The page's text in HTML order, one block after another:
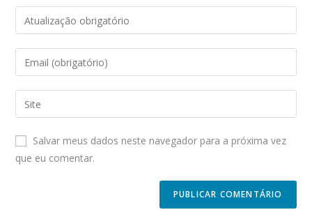
Enter
your
name
comment
Enter
your
email
address
comment
Enter
your
website
URL
(optional)
Salvar meus dados neste navegador para a próxima vez
que eu comentar.